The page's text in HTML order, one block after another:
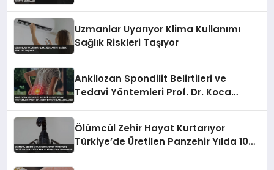
Uzmanlar Uyarıyor Klima Kullanımı
Sağlık Riskleri Taşıyor
Ankilozan Spondilit Belirtileri ve
Tedavi Yöntemleri Prof. Dr. Koca
Ölümcül Zehir Hayat Kurtarıyor
Türkiye’de Üretilen Panzehir Yılda 10